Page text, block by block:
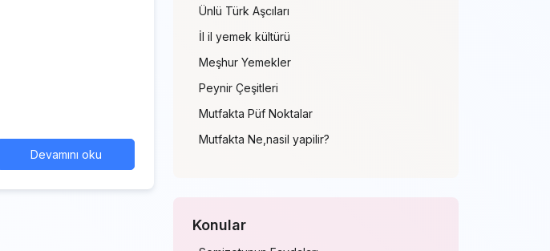
Devamını oku
Ünlü Türk Aşcıları
İl il yemek kültürü
Meşhur Yemekler
Peynir Çeşitleri
Mutfakta Püf Noktalar
Mutfakta Ne,nasil yapilir?
Konular